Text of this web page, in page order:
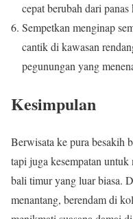
cepat berubah dari
Sempetkan menginap
cantik di kawasan
pegunungan yang
Kesimpulan
Berwisata ke pura besakih
tapi juga kesempatan
bali timur yang luar biasa.
menantang, berendam di